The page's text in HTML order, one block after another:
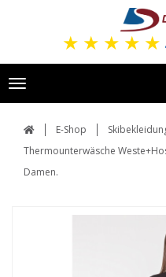
★ ★ ★ ★ ★
Toggle
navigation
E-Shop
Thermounterwäsche
Damen.